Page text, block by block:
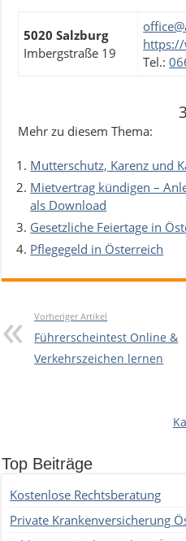
5020 Salzburg
Imbergstraße 19
Tel.:
Mehr zu diesem Thema:
Mutterschutz, Karenz und
Mietvertrag kündigen –
als Download
Gesetzliche Feiertage in
Pflegegeld in Österreich
Vorheriger Artikel
Führerscheintest Online &
Verkehrszeichen lernen
Top Beiträge
Kostenlose Rechtsberatung
Private Krankenversicherung